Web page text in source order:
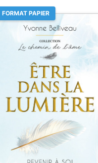
FORMAT PAPIER